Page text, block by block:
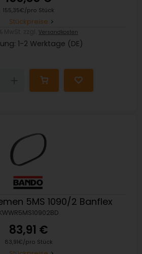
155,35€/pro Stück
Stückpreise
Versandkosten
1-2 Werktage (DE)
5MS 1090/2 Banflex
83,91 €
83,91€/pro Stück